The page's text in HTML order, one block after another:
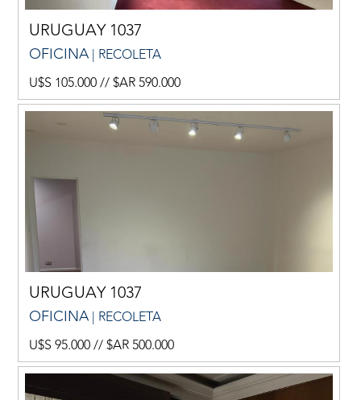
URUGUAY 1037
OFICINA | RECOLETA
U$S 105.000 // $AR 590.000
URUGUAY 1037
OFICINA | RECOLETA
U$S 95.000 // $AR 500.000